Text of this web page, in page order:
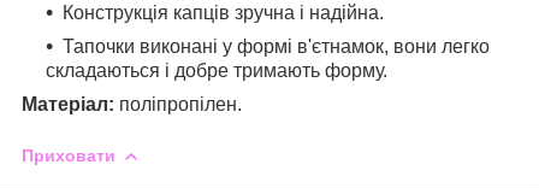
Конструкція капців зручна і надійна.
Тапочки виконані у формі в'єтнамок, вони легко
складаються і добре тримають форму.
Матеріал: поліпропілен.
Приховати